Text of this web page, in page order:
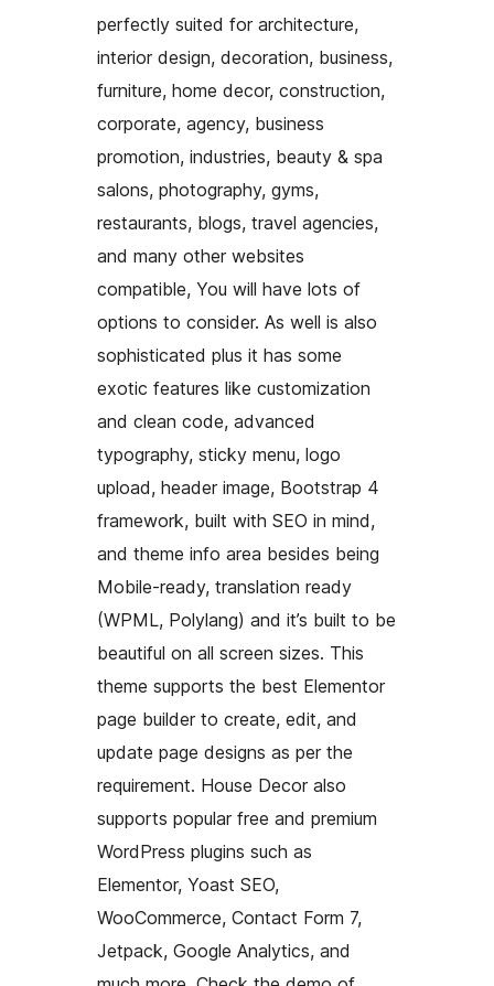
perfectly suited for architecture,
interior design, decoration, business,
furniture, home decor, construction,
corporate, agency, business
promotion, industries, beauty & spa
salons, photography, gyms,
restaurants, blogs, travel agencies,
and many other websites
compatible, You will have lots of
options to consider. As well is also
sophisticated plus it has some
exotic features like customization
and clean code, advanced
typography, sticky menu, logo
upload, header image, Bootstrap 4
framework, built with SEO in mind,
and theme info area besides being
Mobile-ready, translation ready
(WPML, Polylang) and it’s built to be
beautiful on all screen sizes. This
theme supports the best Elementor
page builder to create, edit, and
update page designs as per the
requirement. House Decor also
supports popular free and premium
WordPress plugins such as
Elementor, Yoast SEO,
WooCommerce, Contact Form 7,
Jetpack, Google Analytics, and